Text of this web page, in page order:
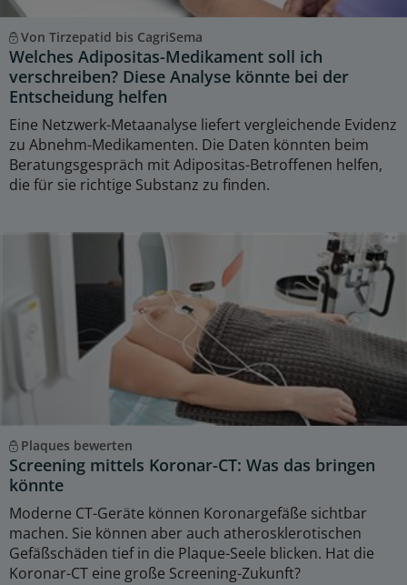
Von Tirzepatid bis CagriSema
Welches Adipositas-Medikament soll ich
verschreiben? Diese Analyse könnte bei der
Entscheidung helfen
Eine Netzwerk-Metaanalyse liefert vergleichende Evidenz
zu Abnehm-Medikamenten. Die Daten könnten beim
Beratungsgespräch mit Adipositas-Betroffenen helfen,
die für sie richtige Substanz zu finden.
Plaques bewerten
Screening mittels Koronar-CT: Was das bringen
könnte
Moderne CT-Geräte können Koronargefäße sichtbar
machen. Sie können aber auch atherosklerotischen
Gefäßschäden tief in die Plaque-Seele blicken. Hat die
Koronar-CT eine große Screening-Zukunft?